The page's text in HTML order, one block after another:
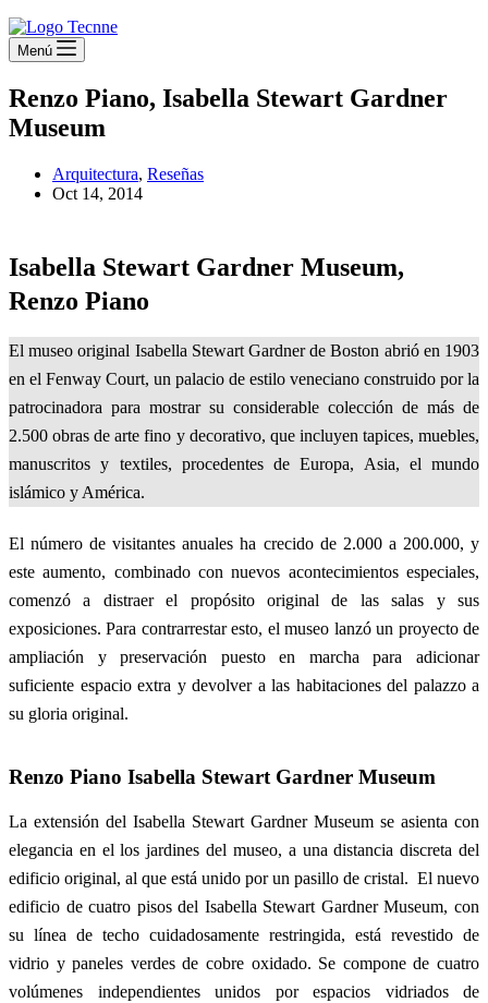
Menú
Renzo Piano, Isabella Stewart Gardner
Museum
Arquitectura, Reseñas
Oct 14, 2014
Isabella Stewart Gardner Museum,
Renzo Piano
El museo original Isabella Stewart Gardner de Boston abrió en 1903
en el Fenway Court, un palacio de estilo veneciano construido por la
patrocinadora para mostrar su considerable colección de más de
2.500 obras de arte fino y decorativo, que incluyen tapices, muebles,
manuscritos y textiles, procedentes de Europa, Asia, el mundo
islámico y América.
El número de visitantes anuales ha crecido de 2.000 a 200.000, y
este aumento, combinado con nuevos acontecimientos especiales,
comenzó a distraer el propósito original de las salas y sus
exposiciones. Para contrarrestar esto, el museo lanzó un proyecto de
ampliación y preservación puesto en marcha para adicionar
suficiente espacio extra y devolver a las habitaciones del palazzo a
su gloria original.
Renzo Piano Isabella Stewart Gardner Museum
La extensión del Isabella Stewart Gardner Museum se asienta con
elegancia en el los jardines del museo, a una distancia discreta del
edificio original, al que está unido por un pasillo de cristal. El nuevo
edificio de cuatro pisos del Isabella Stewart Gardner Museum, con
su línea de techo cuidadosamente restringida, está revestido de
vidrio y paneles verdes de cobre oxidado. Se compone de cuatro
volúmenes independientes unidos por espacios vidriados de